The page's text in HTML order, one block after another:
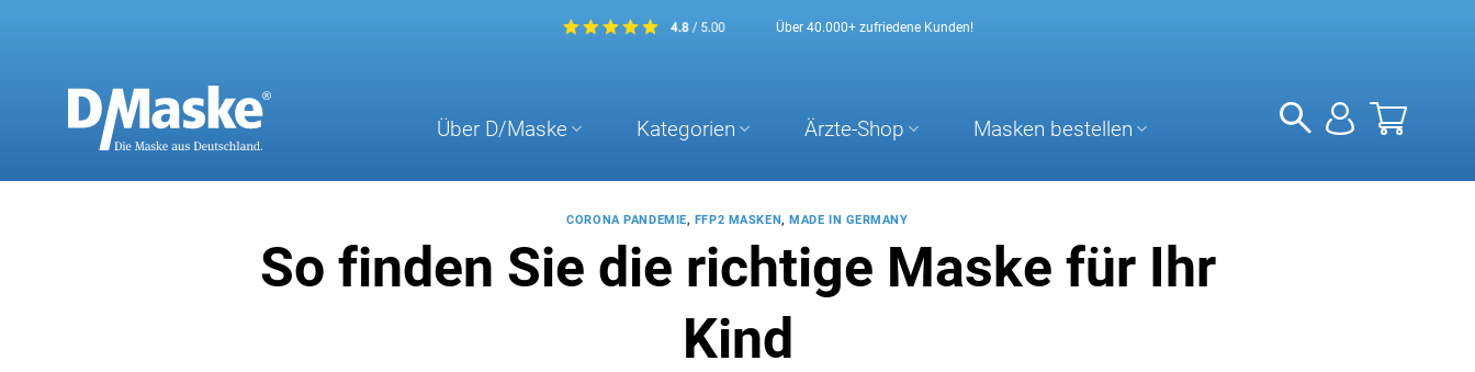
Über 40.000+ zufriedene Kunden!
Über D/Maske Kategorien Ärzte-Shop Masken bestellen
CORONA PANDEMIE, FFP2 MASKEN,MADE IN GERMANY
So finden Sie die richtige Maske für Ihr
Kind